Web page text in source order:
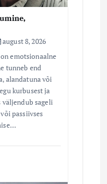
august 8, 2026
emotsionaalne
tunneb end
alandatuna või
kurbusest ja
sageli
passiivses